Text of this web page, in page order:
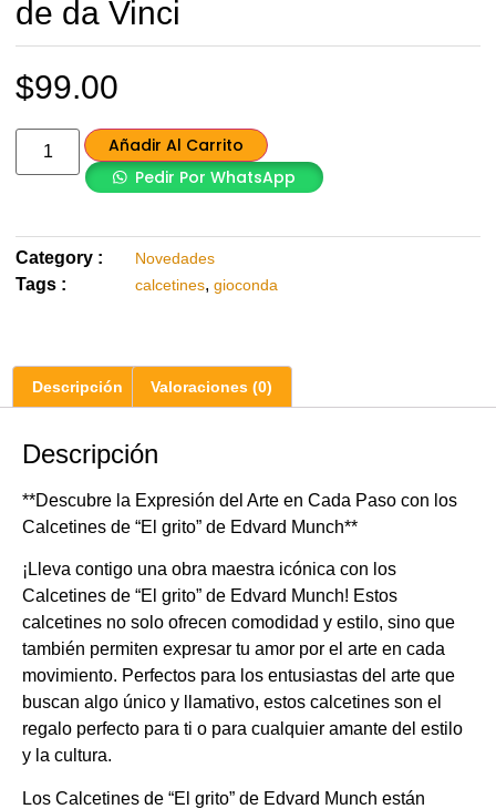
de da Vinci
$99.00
Añadir Al Carrito
Pedir Por WhatsApp
Category : Novedades
Tags : calcetines, gioconda
Descripción Valoraciones (0)
Descripción
**Descubre la Expresión del Arte en Cada Paso con los
Calcetines de “El grito” de Edvard Munch**
¡Lleva contigo una obra maestra icónica con los
Calcetines de “El grito” de Edvard Munch! Estos
calcetines no solo ofrecen comodidad y estilo, sino que
también permiten expresar tu amor por el arte en cada
movimiento. Perfectos para los entusiastas del arte que
buscan algo único y llamativo, estos calcetines son el
regalo perfecto para ti o para cualquier amante del estilo
y la cultura.
Los Calcetines de “El grito” de Edvard Munch están